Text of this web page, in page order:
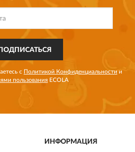
ПОДПИСАТЬСЯ
с Политикой Конфиденциальности и
пользования ECOLA
ИНФОРМАЦИЯ